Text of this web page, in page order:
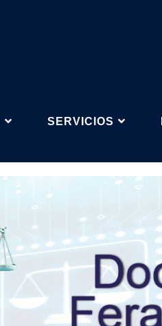
SERVICIOS